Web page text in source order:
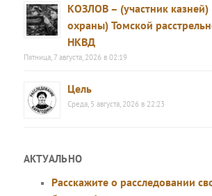
КОЗЛОВ – (участник казней)
охраны) Томской
НКВД
Пятница, 7 августа, 2026 в 02:19
Цель
Среда, 5 августа, 2026 в 22:23
АКТУАЛЬНО
Расскажите о расследовании